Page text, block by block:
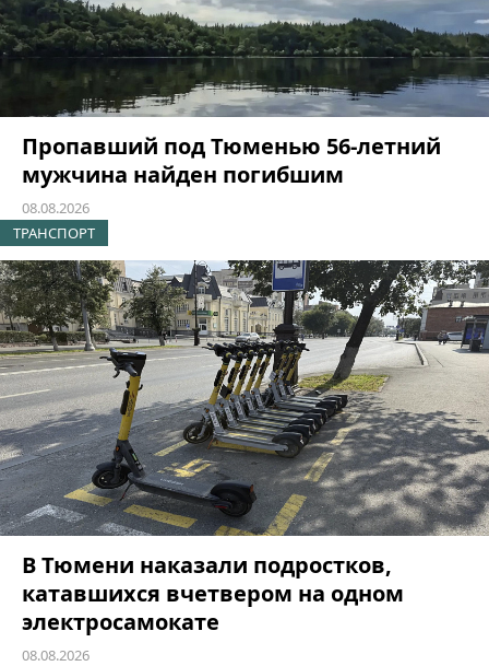
Пропавший под Тюменью 56-летний
мужчина найден погибшим
08.08.2026
ТРАНСПОРТ
В Тюмени наказали подростков,
катавшихся вчетвером на одном
электросамокате
08.08.2026